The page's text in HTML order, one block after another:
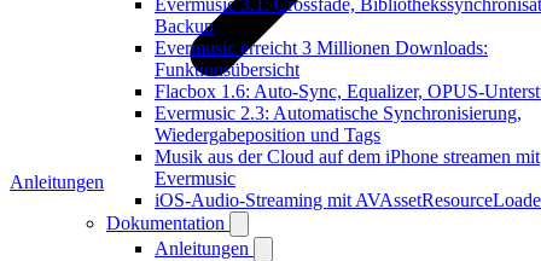
Evermusic 3.1: Crossfade,
Backup
Evermusic erreicht 3 Millionen Downloads:
Funktionsübersicht
Flacbox 1.6: Auto-Sync, Equalizer, OPUS-
Evermusic 2.3: Automatische Synchronisierung,
Wiedergabeposition und Tags
Musik aus der Cloud auf dem iPhone streamen mit
Evermusic
iOS-Audio-Streaming mit
Dokumentation
Anleitungen
Anleitungen